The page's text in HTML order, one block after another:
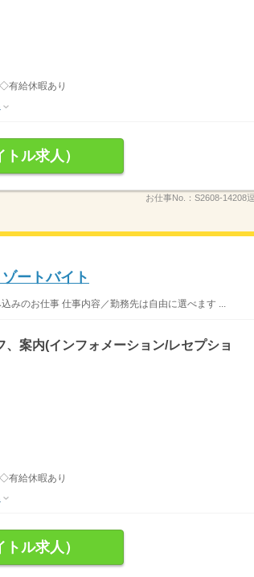
有給休暇あり
ル求人）
お仕事No.： S2608-14208
ートバイト
みのお仕事 仕事内容／勤務先は自由に選べます ...
案内(インフォメーション/レセプショ
有給休暇あり
ル求人）